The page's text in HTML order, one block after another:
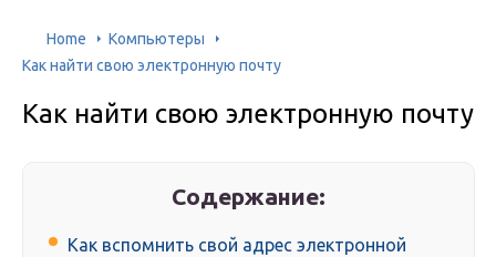
Home
Компьютеры
Как найти свою электронную почту
Как найти свою электронную почту
Содержание:
Как вспомнить свой адрес электронной